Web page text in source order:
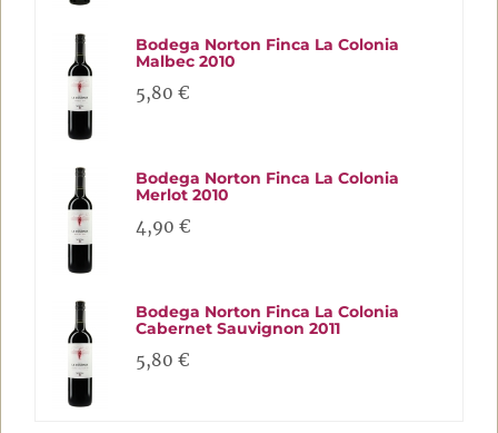
Bodega Norton Finca La Colonia
Malbec 2010
5,80 €
Bodega Norton Finca La Colonia
Merlot 2010
4,90 €
Bodega Norton Finca La Colonia
Cabernet Sauvignon 2011
5,80 €